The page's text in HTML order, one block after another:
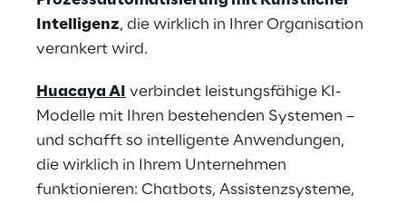
Intelligenz, die wirklich in Ihrer Organisation
verankert wird.
Huacaya AI verbindet leistungsfähige KI-
Modelle mit Ihren bestehenden Systemen –
und schafft so intelligente Anwendungen,
die wirklich in Ihrem Unternehmen
funktionieren: Chatbots, Assistenzsysteme,